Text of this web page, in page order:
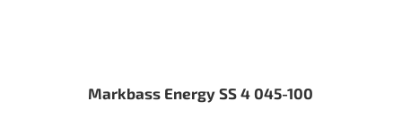
Markbass Energy SS 4 045-100